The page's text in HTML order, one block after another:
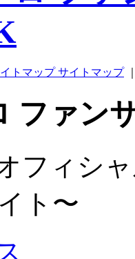
サイトマップ
ファン
フィシ
ト〜